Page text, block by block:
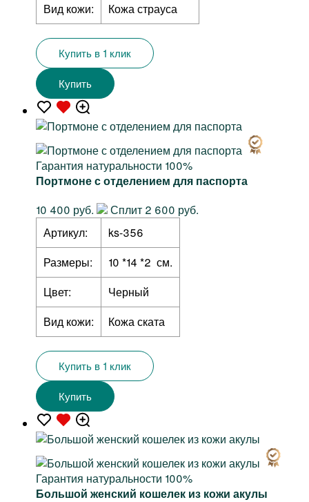
Вид кожи:
Кожа страуса
Купить в 1 клик
Купить
Гарантия натуральности 100%
Портмоне с отделением для паспорта
10 400 руб.
Сплит 2 600 руб.
Артикул:
ks-356
Размеры:
10 *14 *2 см.
Цвет:
Черный
Вид кожи:
Кожа ската
Купить в 1 клик
Купить
Гарантия натуральности 100%
Большой женский кошелек из кожи акулы